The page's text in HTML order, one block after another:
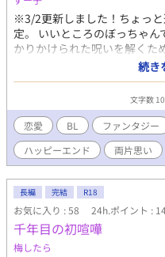
くので暖かく見守っていた
ルズさんでも同時公開してま
※3/2更新しました！ちょっ
定。 いいところのぼっちゃ
かりかけられた呪いを解くた
てセックスさせてもらおうと
説です。最近ハマってるクー
わほわ素直なぼっちゃん（
んな感じでスタートしたので
兄ちゃんとか出てくるし、も
す。最終的にはくっつきます
で貰えたら嬉しいです！ 受→
青年。 受→ジェラルドくん。
たり（自分が）呪われたり（
りしながらも、最後には結ば
嬉しいです！
続き
文字数
恋愛 BL ファンタジー
ハッピーエンド
両片思い
長編 完結 R18
お気に入り : 58 24h.ポイント : 14
千年目の初喧嘩
梅したら